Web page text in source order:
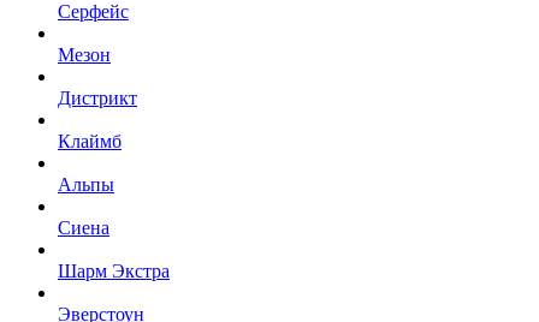
Серфейс
Мезон
Дистрикт
Клаймб
Альпы
Сиена
Шарм Экстра
Эверстоун